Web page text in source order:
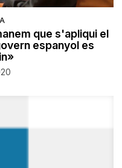
que s'apliqui el
espanyol es